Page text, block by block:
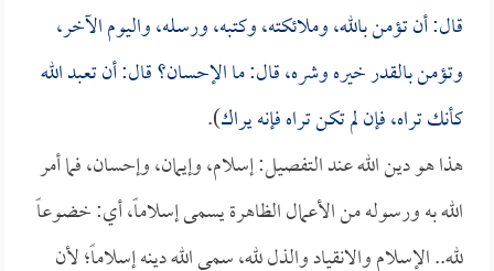
قال: أن تؤمن بالله، وملائكته، وكتبه، ورسله، واليوم الآخر،
وتؤمن بالقدر خيره وشره، قال: ما الإحسان؟ قال: أن تعبد الله
كأنك تراه، فإن لم تكن تراه فإنه يراك).
هذا هو دين الله عند التفصيل: إسلام، وإيمان، وإحسان، فما أمر
الله به ورسوله من الأعمال الظاهرة يسمى إسلاماً، أي: خضوعاً
لله.. الإسلام والانقياد والذل لله، سمى الله دينه إسلاماً؛ لأن